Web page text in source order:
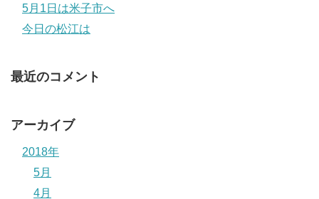
5月1日は米子市へ
今日の松江は
最近のコメント
アーカイブ
2018年
5月
4月